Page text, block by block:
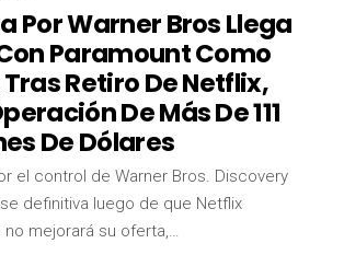
Por Warner Bros Llega
Paramount Como
Retiro De Netflix,
De Más De 111
De Dólares
el control de Warner Bros. Discovery
definitiva luego de que Netflix
no mejorará su oferta,…